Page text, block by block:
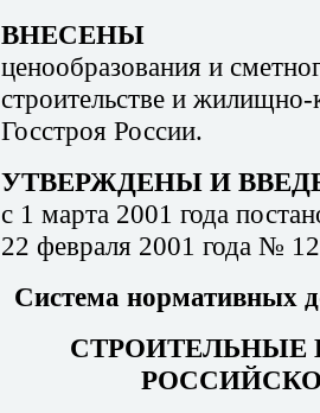
ВНЕСЕНЫ
ценообразования и
строительстве и
Госстроя России.
УТВЕРЖДЕНЫ И
с 1 марта 2001 года
22 февраля 2001 года № 12
Система нормативных
СТРОИТЕЛЬНЫЕ